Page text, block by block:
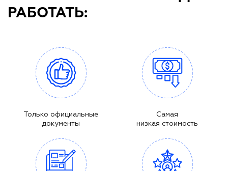
РАБОТАТЬ:
Только официальные
документы
Самая
низкая стоимость